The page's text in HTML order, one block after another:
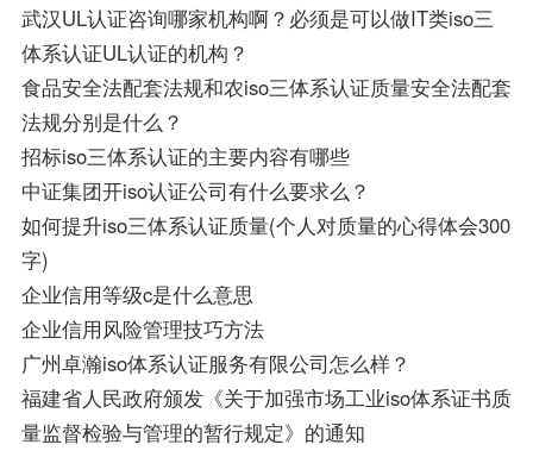
武汉UL认证咨询哪家机构啊？必须是可以做IT类iso三
体系认证UL认证的机构？
食品安全法配套法规和农iso三体系认证质量安全法配套
法规分别是什么？
招标iso三体系认证的主要内容有哪些
中证集团开iso认证公司有什么要求么？
如何提升iso三体系认证质量(个人对质量的心得体会300
字)
企业信用等级c是什么意思
企业信用风险管理技巧方法
广州卓瀚iso体系认证服务有限公司怎么样？
福建省人民政府颁发《关于加强市场工业iso体系证书质
量监督检验与管理的暂行规定》的通知